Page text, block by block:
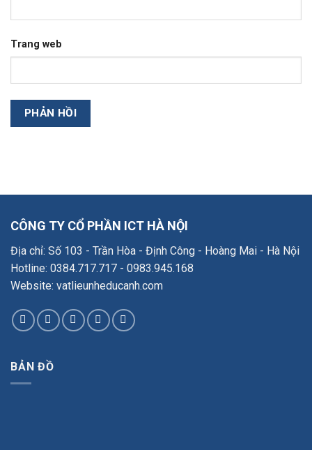
Trang web
CÔNG TY CỔ PHẦN ICT HÀ NỘI
Địa chỉ: Số 103 - Trần Hòa - Định Công - Hoàng Mai - Hà Nội
Hotline: 0384.717.717 - 0983.945.168
Website: vatlieunheducanh.com
BẢN ĐỒ